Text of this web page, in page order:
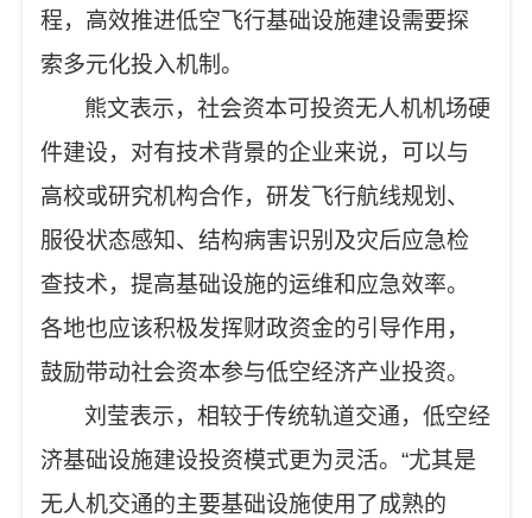
程，高效推进低空飞行基础设施建设需要探
索多元化投入机制。
熊文表示，社会资本可投资无人机机场硬
件建设，对有技术背景的企业来说，可以与
高校或研究机构合作，研发飞行航线规划、
服役状态感知、结构病害识别及灾后应急检
查技术，提高基础设施的运维和应急效率。
各地也应该积极发挥财政资金的引导作用，
鼓励带动社会资本参与低空经济产业投资。
刘莹表示，相较于传统轨道交通，低空经
济基础设施建设投资模式更为灵活。“尤其是
无人机交通的主要基础设施使用了成熟的